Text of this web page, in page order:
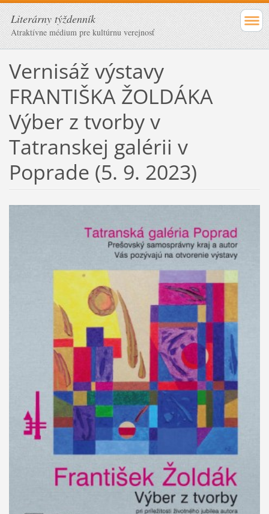
Literárny týždenník
Atraktívne médium pre kultúrnu verejnosť
Vernisáž výstavy
FRANTIŠKA ŽOLDÁKA
Výber z tvorby v
Tatranskej galérii v
Poprade (5. 9. 2023)